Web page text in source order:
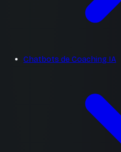
Chatbots de Coaching IA